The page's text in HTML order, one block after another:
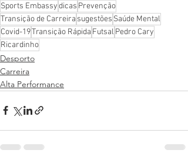
Sports Embassydicas Prevenção
Transição de Carreira sugestões Saúde Mental
Covid-19Transição Rápida Futsal Pedro Cary
Ricardinho
Desporto
Carreira
Alta Performance